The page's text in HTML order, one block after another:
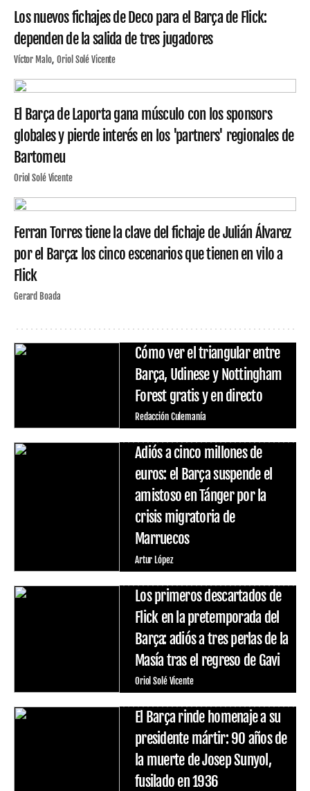
Los nuevos fichajes de Deco para el Barça de Flick:
dependen de la salida de tres jugadores
Víctor Malo Oriol Solé Vicente
El Barça de Laporta gana músculo con los sponsors
globales y pierde interés en los 'partners' regionales de
Bartomeu
Oriol Solé Vicente
Ferran Torres tiene la clave del fichaje de Julián Álvarez
por el Barça: los cinco escenarios que tienen en vilo a
Flick
Gerard Boada
Cómo ver el triangular entre
Barça, Udinese y Nottingham
Forest gratis y en directo
Redacción Culemanía
Adiós a cinco millones de
euros: el Barça suspende el
amistoso en Tánger por la
crisis migratoria de
Marruecos
Artur López
Los primeros descartados de
Flick en la pretemporada del
Barça: adiós a tres perlas de la
Masía tras el regreso de Gavi
Oriol Solé Vicente
El Barça rinde homenaje a su
presidente mártir: 90 años de
la muerte de Josep Sunyol,
fusilado en 1936